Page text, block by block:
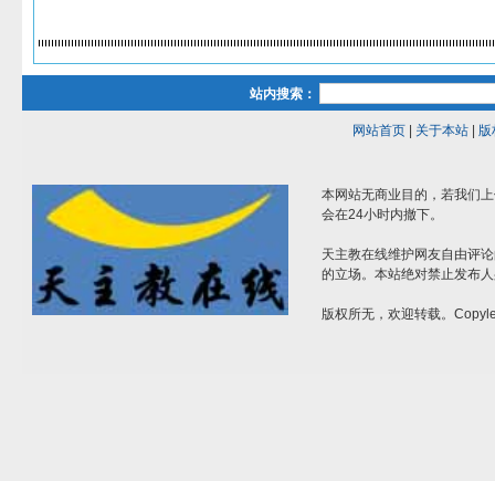
站内搜索：
网站首页| 关于本站| 版
本网站无商业目的，若我们
会在24小时内撤下。
天主教在线维护网友自由评
的立场。本站绝对禁止发布
版权所无，欢迎转载。